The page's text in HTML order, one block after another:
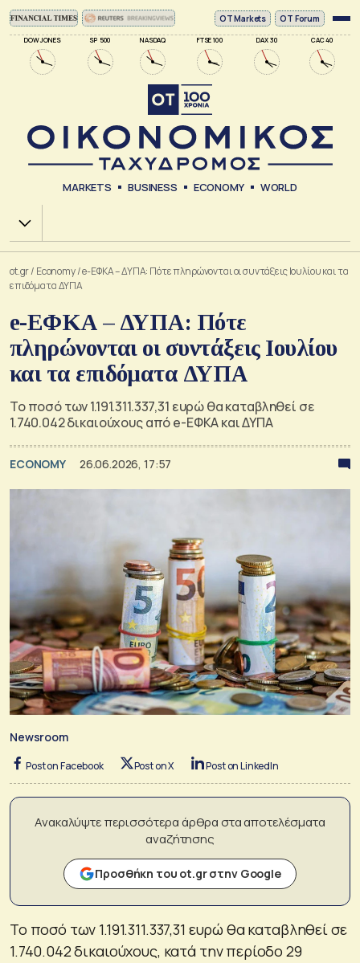
DOW JONES SP 500 NASDAQ FTSE 100 DAX 30 CAC 40
ΟΤ Markets OT Forum
MARKETS BUSINESS ECONOMY WORLD
Χ.Α.
ot.gr/ Economy/e-ΕΦΚΑ – ΔΥΠΑ: Πότε πληρώνονται οι συντάξεις Ιουλίου και τα
επιδόματα ΔΥΠΑ
e-ΕΦΚΑ – ΔΥΠΑ: Πότε
πληρώνονται οι συντάξεις Ιουλίου
και τα επιδόματα ΔΥΠΑ
Το ποσό των 1.191.311.337,31 ευρώ θα καταβληθεί σε
1.740.042 δικαιούχους από e-ΕΦΚΑ και ΔΥΠΑ
ECONOMY 26.06.2026, 17:57
Newsroom
Post on Facebook Post on X Post on LinkedIn
Ανακαλύψτε περισσότερα άρθρα στα αποτελέσματα
αναζήτησης
Προσθήκη του ot.gr στην Google
Το ποσό των 1.191.311.337,31 ευρώ θα καταβληθεί σε
1.740.042 δικαιούχους, κατά την περίοδο 29